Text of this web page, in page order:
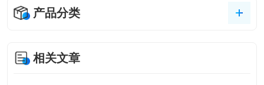
产品分类
相关文章